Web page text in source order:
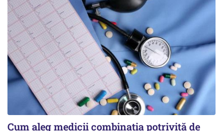
Cum aleg medicii combinația potrivită de